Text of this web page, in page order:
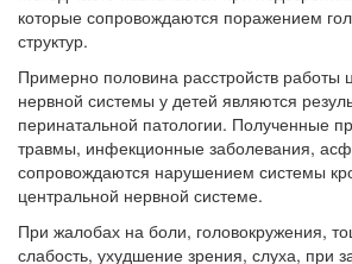
которые сопровождаются поражением
структур.
Примерно половина расстройств работы
нервной системы у детей являются
перинатальной патологии. Полученные
травмы, инфекционные заболевания,
сопровождаются нарушением системы
центральной нервной системе.
При жалобах на боли, головокружения,
слабость, ухудшение зрения, слуха, при